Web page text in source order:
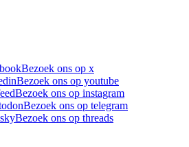
Bezoek ons op x
Bezoek ons op youtube
Bezoek ons op instagram
Bezoek ons op telegram
Bezoek ons op threads